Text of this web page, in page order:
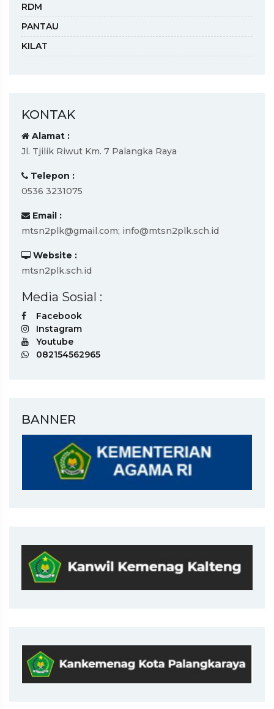
RDM
PANTAU
KILAT
KONTAK
Alamat :
Jl. Tjilik Riwut Km. 7 Palangka Raya
Telepon :
0536 3231075
Email :
mtsn2plk@gmail.com; info@mtsn2plk.sch.id
Website :
mtsn2plk.sch.id
Media Sosial :
Facebook
Instagram
Youtube
082154562965
BANNER